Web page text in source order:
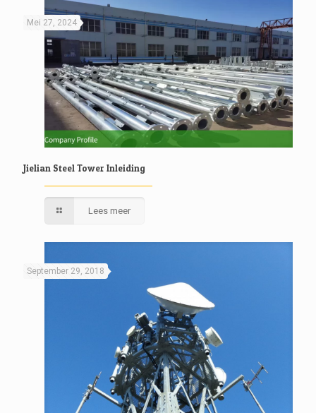
Mei 27, 2024
Jielian Steel Tower Inleiding
Lees meer
September 29, 2018